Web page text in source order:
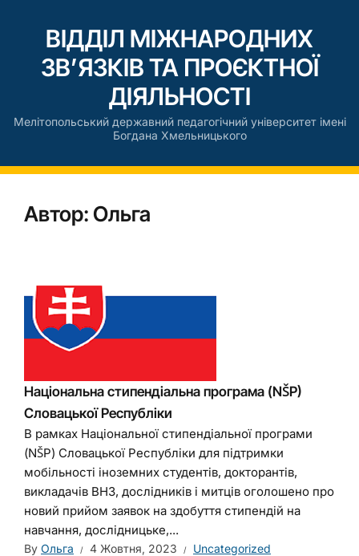
ВІДДІЛ МІЖНАРОДНИХ
ЗВ’ЯЗКІВ ТА ПРОЄКТНОЇ
ДІЯЛЬНОСТІ
Мелітопольський державний педагогічний університет імені
Богдана Хмельницького
Автор: Ольга
Національна стипендіальна програма (NŠP)
Словацької Республіки
В рамках Національної стипендіальної програми
(NŠP) Словацької Республіки для підтримки
мобільності іноземних студентів, докторантів,
викладачів ВНЗ, дослідників і митців оголошено про
новий прийом заявок на здобуття стипендій на
навчання, дослідницьке,...
By Ольга 4 Жовтня, 2023 Uncategorized